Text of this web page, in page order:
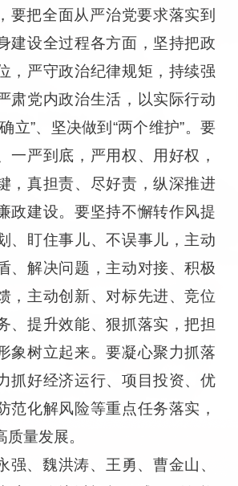
要把全面从严治党要求落实到
建设全过程各方面，坚持把政
，严守政治纪律规矩，持续强
肃党内政治生活，以实际行动
立”、坚决做到“两个维护”。要
一严到底，严用权、用好权，
，真担责、尽好责，纵深推进
政建设。要坚持不懈转作风提
、盯住事儿、不误事儿，主动
、解决问题，主动对接、积极
，主动创新、对标先进、竞位
、提升效能、狠抓落实，把担
象树立起来。要凝心聚力抓落
抓好经济运行、项目投资、优
范化解风险等重点任务落实，
量发展。
强、魏洪涛、王勇、曹金山、